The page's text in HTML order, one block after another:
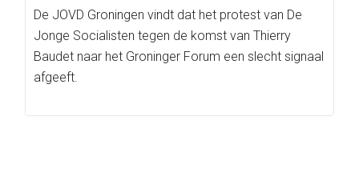
De JOVD Groningen vindt dat het protest van De
Jonge Socialisten tegen de komst van Thierry
Baudet naar het Groninger Forum een slecht signaal
afgeeft.